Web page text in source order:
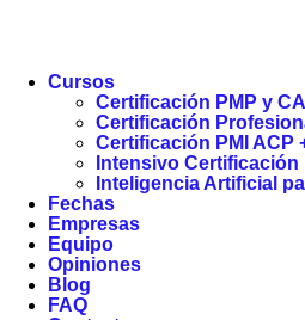
Cursos
Certificación PMP y
Certificación
Certificación PMI ACP
Intensivo Certificación
Inteligencia Artificial
Fechas
Empresas
Equipo
Opiniones
Blog
FAQ